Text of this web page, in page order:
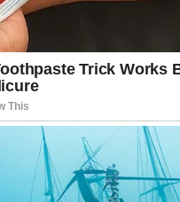
sada donosi nešto što ni
prilike dolaze tamo gde
zatvorena. Posebno u
doživeće: